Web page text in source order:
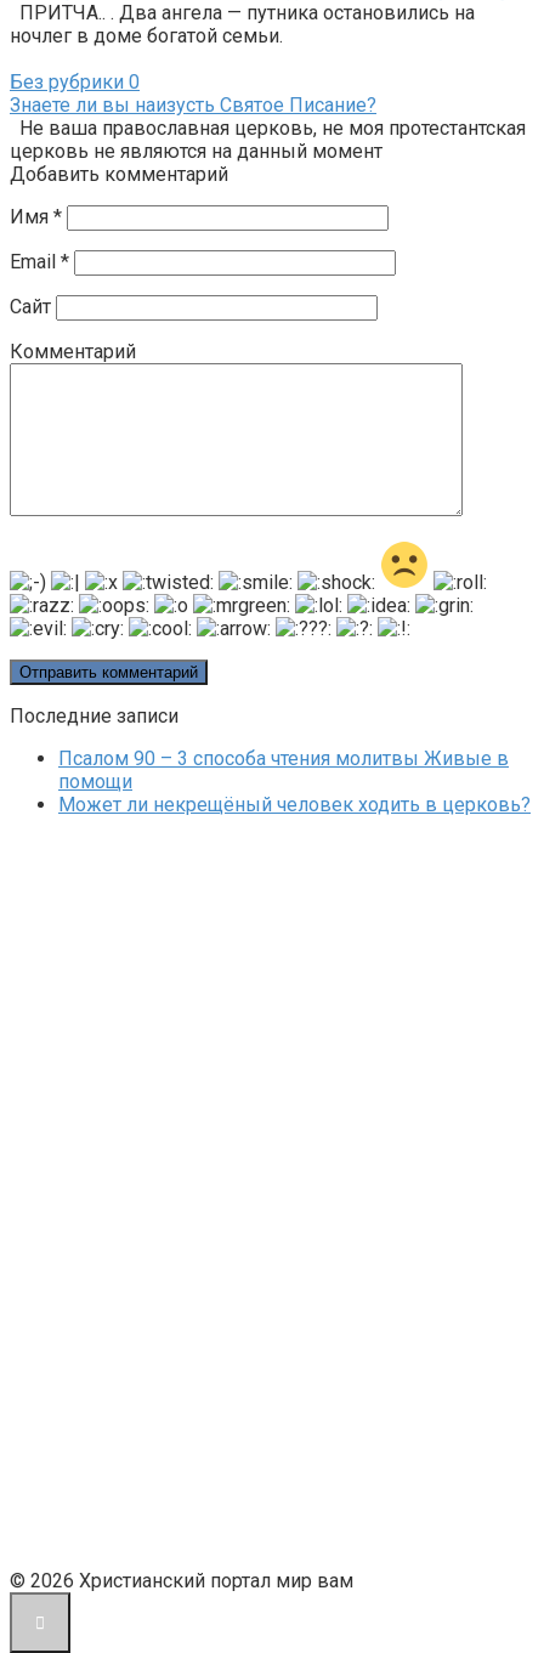
ПРИТЧА.. . Два ангела — путника остановились на
ночлег в доме богатой семьи.
Без рубрики 0
Знаете ли вы наизусть Святое Писание?
Не ваша православная церковь, не моя протестантская
церковь не являются на данный момент
Добавить комментарий
Имя *
Email *
Сайт
Комментарий
Последние записи
Псалом 90 – 3 способа чтения молитвы Живые в
помощи
Может ли некрещёный человек ходить в церковь?
© 2026 Христианский портал мир вам